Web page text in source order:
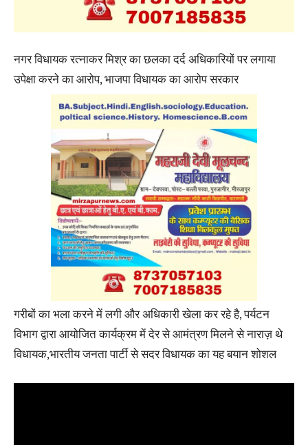
नगर विधायक रत्नाकर मिश्र का छलका दर्द अधिकारियों पर लगाया
उपेक्षा करने का आरोप, भाजपा विधायक का आरोप सरकार
गरीबों का भला करने में लगी और अधिकारी खेला कर रहे है, पर्यटन
विभाग द्वारा आयोजित कार्यक्रम में देर से आमंत्रण मिलने से नाराज़ थे
विधायक,भारतीय जनता पार्टी से सदर विधायक का यह बयान शोशल